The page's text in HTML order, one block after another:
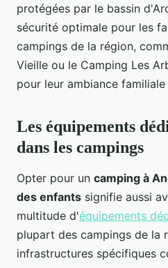
protégées par le bassin
sécurité optimale pour les
campings de la région,
Vieille ou le Camping Les
pour leur ambiance
Les équipements
dans les campings
Opter pour un camping à
des enfants signifie aussi
multitude d'équipements
plupart des campings de la
infrastructures spécifiques